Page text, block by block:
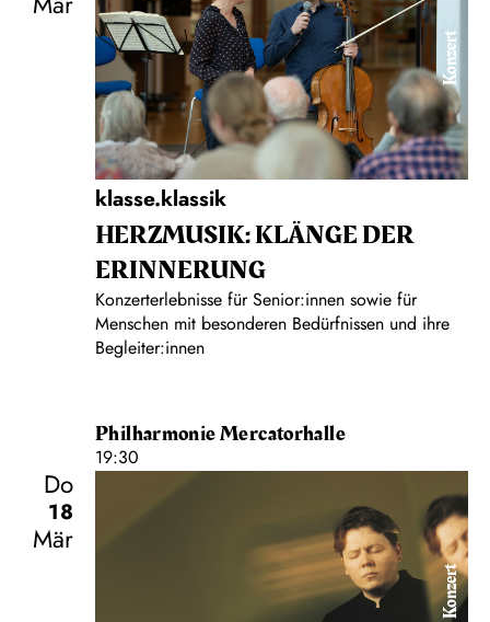
Konzert
klasse.klassik
HERZMUSIK: KLÄNGE DER
ERINNERUNG
Konzerterlebnisse für Senior:innen sowie für
Menschen mit besonderen Bedürfnissen und ihre
Begleiter:innen
Philharmonie Mercatorhalle
19:30
Do
18
Mär
Konzert